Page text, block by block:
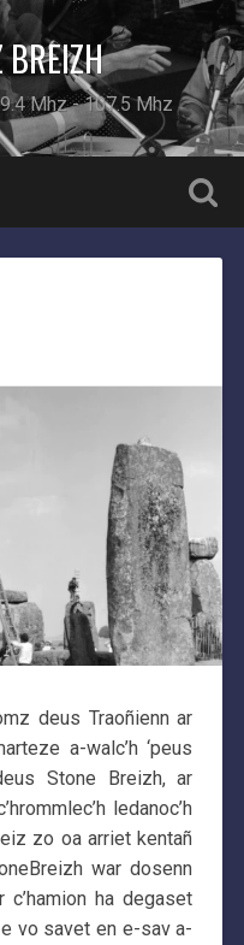
BREIZH
Mhz - 107.5 Mhz
deus Traoñienn ar
a-walc’h ‘peus
Stone Breizh, ar
ledanoc’h
zo oa arriet kentañ
war dosenn
ha degaset
vo savet en e-sav a-